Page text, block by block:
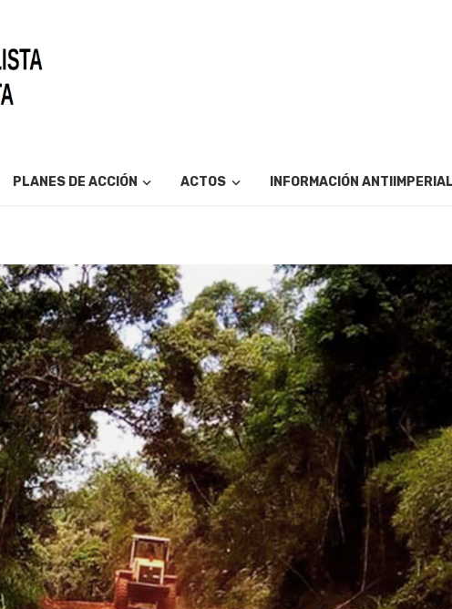
PLANES DE ACCIÓN ACTOS INFORMACIÓN